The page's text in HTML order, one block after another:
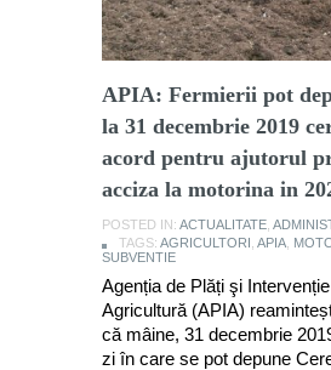
APIA: Fermierii pot
la 31 decembrie 2019
acord pentru ajutorul
acciza la motorina in
POSTED IN: ACTUALITATE
TAGS: AGRICULTORI APIA
SUBVENTIE
Agenția de Plăți şi
Agricultură (APIA)
că mâine, 31 decembrie
zi în care se pot depune